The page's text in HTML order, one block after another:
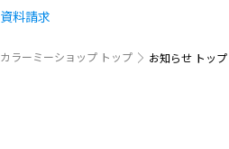
資料請求
カラーミーショップ トップ お知らせ トップ